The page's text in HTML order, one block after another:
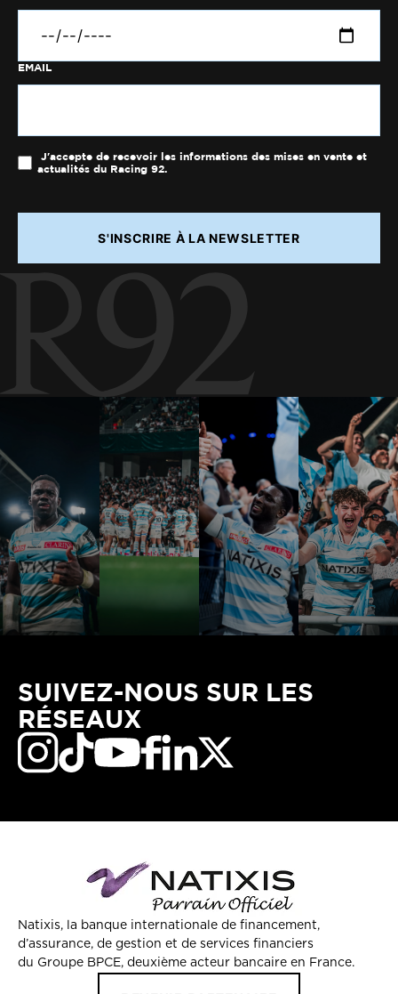
EMAIL
J'accepte de recevoir les informations des mises en vente et
actualités du Racing 92.
S'INSCRIRE À LA NEWSLETTER
SUIVEZ-NOUS SUR LES
RÉSEAUX
Natixis, la banque internationale de financement,
d’assurance, de gestion et de services financiers
du Groupe BPCE, deuxième acteur bancaire en France.